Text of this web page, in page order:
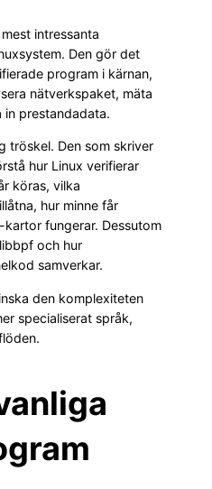
intressanta
Den gör det
program i kärnan,
nätverkspaket, mäta
in prestandadata.
tröskel. Den som skriver
hur Linux verifierar
köras, vilka
hur minne får
kartor fungerar. Dessutom
och hur
samverkar.
den komplexiteten
specialiserat språk,